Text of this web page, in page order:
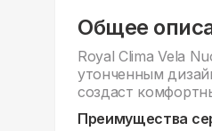
Общее
Royal Clima Vela
утонченным
создаст
Преимущества